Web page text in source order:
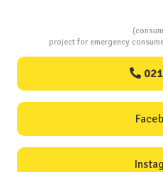
project for emergency